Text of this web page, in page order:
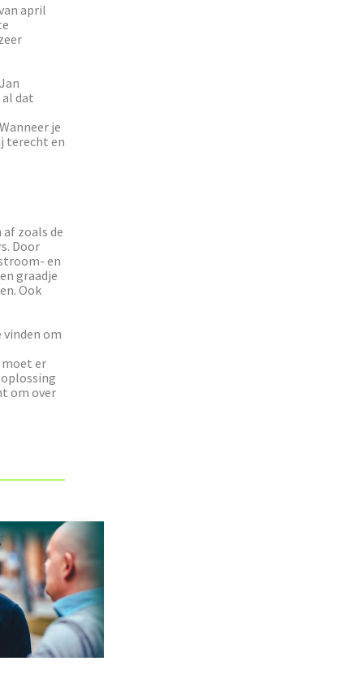
april
dat
je
terecht en
zoals de
Door
en
graadje
Ook
om
moet er
om over